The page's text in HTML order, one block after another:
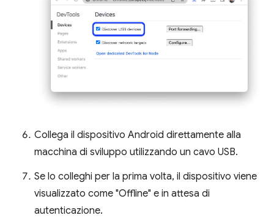
Collega il dispositivo Android direttamente alla
macchina di sviluppo utilizzando un cavo USB.
Se lo colleghi per la prima volta, il dispositivo viene
visualizzato come "Offline" e in attesa di
autenticazione.